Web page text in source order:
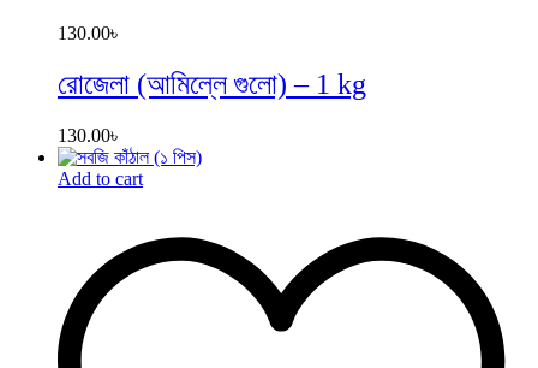
130.00৳
রোজেলা (আমিল্লে গুলো) – 1 kg
130.00৳
Add to cart